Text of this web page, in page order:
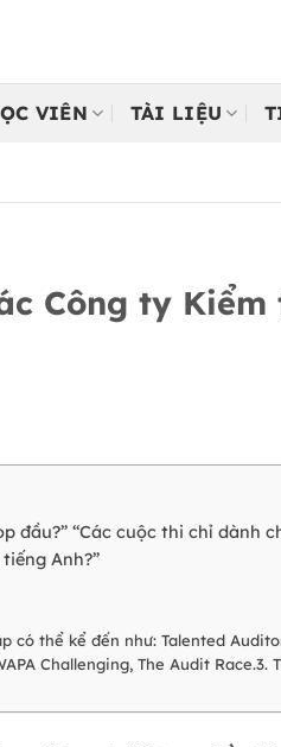
VIÊN TÀI LIỆU
Công ty
đầu?” “Các cuộc thi chỉ
Anh?”
thể kể đến như: Talented
Challenging, The Audit